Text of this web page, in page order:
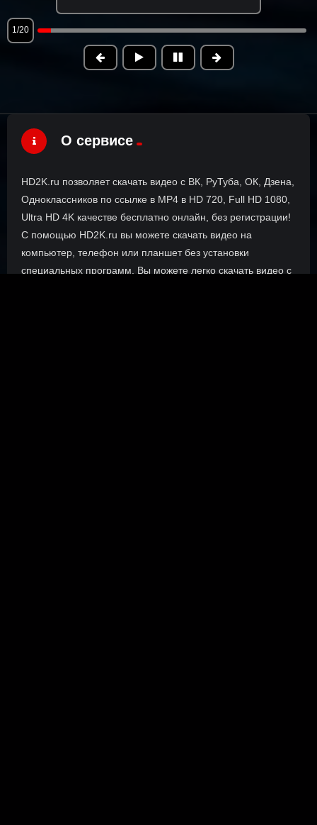
1/20
О сервисе
HD2K.ru позволяет скачать видео с ВК, РуТуба, ОК, Дзена,
Одноклассников по ссылке в MP4 в HD 720, Full HD 1080,
Ultra HD 4K качестве бесплатно онлайн, без регистрации!
С помощью HD2K.ru вы можете скачать видео на
компьютер, телефон или планшет без установки
специальных программ. Вы можете легко скачать видео с